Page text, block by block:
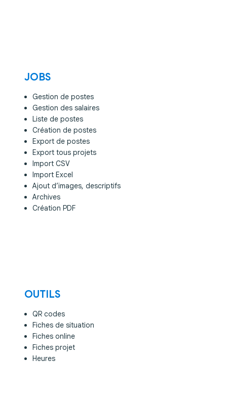
JOBS
Gestion de postes
Gestion des salaires
Liste de postes
Création de postes
Export de postes
Export tous projets
Import CSV
Import Excel
Ajout d’images, descriptifs
Archives
Création PDF
OUTILS
QR codes
Fiches de situation
Fiches online
Fiches projet
Heures